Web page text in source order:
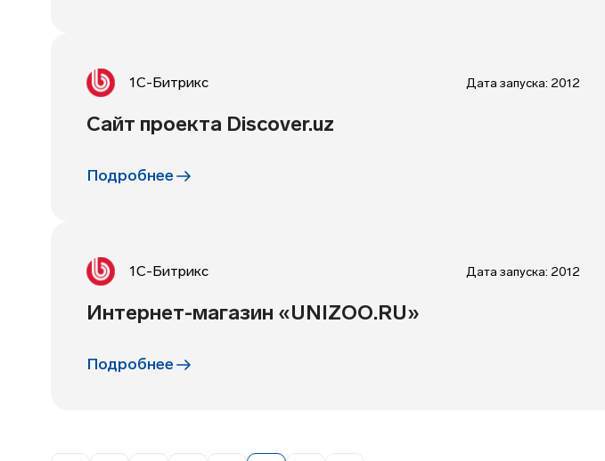
1С-Битрикс Дата запуска: 2012
Сайт проекта Discover.uz
Подробнее
1С-Битрикс Дата запуска: 2012
Интернет-магазин «UNIZOO.RU»
Подробнее